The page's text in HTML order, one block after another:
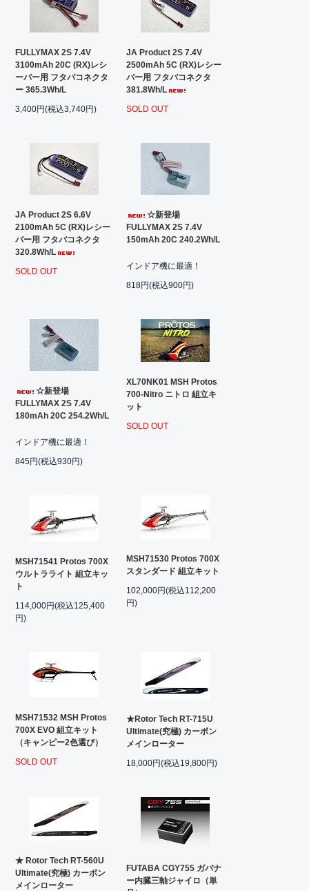
FULLYMAX 2S 7.4V
3100mAh 20C (RX)レシ
ーバー用 フタバコネクタ
ー 365.3Wh/L
3,400円(税込3,740円)
JA Product 2S 7.4V
2500mAh 5C (RX)レシー
バー用 フタバコネクタ
381.8Wh/L
SOLD OUT
JA Product 2S 6.6V
2100mAh 5C (RX)レシー
バー用 フタバコネクタ
320.8Wh/L
SOLD OUT
☆新登場
FULLYMAX 2S 7.4V
150mAh 20C 240.2Wh/L
インドア機に最適！
818円(税込900円)
☆新登場
FULLYMAX 2S 7.4V
180mAh 20C 254.2Wh/L
インドア機に最適！
845円(税込930円)
XL70NK01 MSH Protos
700-Nitro ニトロ 組立キ
ット
SOLD OUT
MSH71541 Protos 700X
ウルトラライト 組立キッ
ト
114,000円(税込125,400
円)
MSH71530 Protos 700X
スタンダード 組立キット
102,000円(税込112,200
円)
MSH71532 MSH Protos
700X EVO 組立キット
（キャンピー2色選び）
SOLD OUT
★Rotor Tech RT-715U
Ultimate(究極) カーボン
メインローター
18,000円(税込19,800円)
★ Rotor Tech RT-560U
Ultimate(究極) カーボン
メインローター
FUTABA CGY755 ガバナ
ー内臓三軸ジャイロ（単